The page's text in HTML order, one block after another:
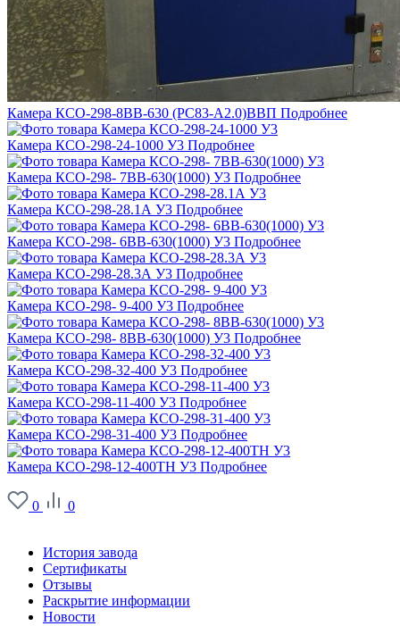
Камера КСО-298-8ВВ-630 (РС83-А2.0)ВВП Подробнее
Камера КСО-298-24-1000 У3 Подробнее
Камера КСО-298- 7ВВ-630(1000) У3 Подробнее
Камера КСО-298-28.1А У3 Подробнее
Камера КСО-298- 6ВВ-630(1000) У3 Подробнее
Камера КСО-298-28.3А У3 Подробнее
Камера КСО-298- 9-400 У3 Подробнее
Камера КСО-298- 8ВВ-630(1000) У3 Подробнее
Камера КСО-298-32-400 У3 Подробнее
Камера КСО-298-11-400 У3 Подробнее
Камера КСО-298-31-400 У3 Подробнее
Камера КСО-298-12-400ТН У3 Подробнее
0
0
История завода
Сертификаты
Отзывы
Раскрытие информации
Новости